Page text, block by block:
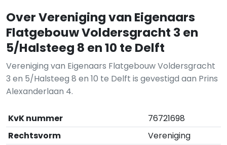
Over Vereniging van Eigenaars
Flatgebouw Voldersgracht 3 en
5/Halsteeg 8 en 10 te Delft
Vereniging van Eigenaars Flatgebouw Voldersgracht
3 en 5/Halsteeg 8 en 10 te Delft is gevestigd aan Prins
Alexanderlaan 4.
KvK nummer
76721698
Rechtsvorm
Vereniging